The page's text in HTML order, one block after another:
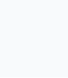
с статьей